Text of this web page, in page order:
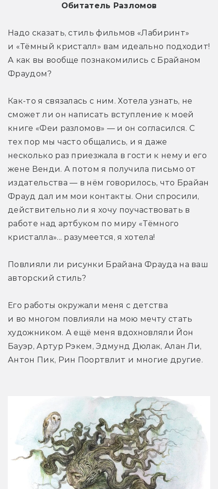
Обитатель Разломов
Надо сказать, стиль фильмов «Лабиринт»
и «Тёмный кристалл» вам идеально подходит!
А как вы вообще познакомились с Брайаном
Фраудом?
Как-то я связалась с ним. Хотела узнать, не
сможет ли он написать вступление к моей
книге «Феи разломов» — и он согласился. С
тех пор мы часто общались, и я даже
несколько раз приезжала в гости к нему и его
жене Венди. А потом я получила письмо от
издательства — в нём говорилось, что Брайан
Фрауд дал им мои контакты. Они спросили,
действительно ли я хочу поучаствовать в
работе над артбуком по миру «Тёмного
кристалла»... разумеется, я хотела!
Повлияли ли рисунки Брайана Фрауда на ваш
авторский стиль?
Его работы окружали меня с детства
и во многом повлияли на мою мечту стать
художником. А ещё меня вдохновляли Йон
Бауэр, Артур Рэкем, Эдмунд Дюлак, Алан Ли,
Антон Пик, Рин Поортвлит и многие другие.